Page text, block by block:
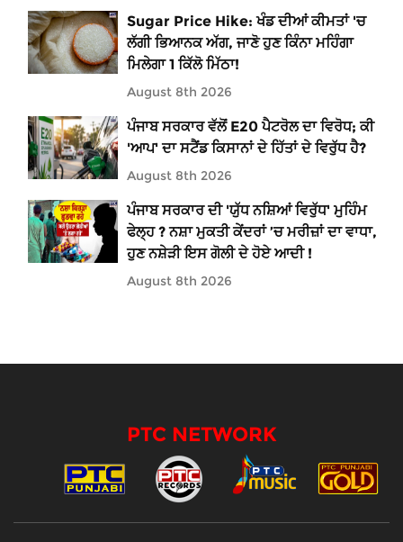
Sugar Price Hike: ਖੰਡ ਦੀਆਂ ਕੀਮਤਾਂ 'ਚ
ਲੱਗੀ ਭਿਆਨਕ ਅੱਗ, ਜਾਣੋ ਹੁਣ ਕਿੰਨਾ ਮਹਿੰਗਾ
ਮਿਲੇਗਾ 1 ਕਿੱਲੋ ਮਿੱਠਾ!
August 8th 2026
ਪੰਜਾਬ ਸਰਕਾਰ ਵੱਲੋਂ E20 ਪੈਟਰੋਲ ਦਾ ਵਿਰੋਧ; ਕੀ
'ਆਪ' ਦਾ ਸਟੈਂਡ ਕਿਸਾਨਾਂ ਦੇ ਹਿੱਤਾਂ ਦੇ ਵਿਰੁੱਧ ਹੈ?
August 8th 2026
ਪੰਜਾਬ ਸਰਕਾਰ ਦੀ 'ਯੁੱਧ ਨਸ਼ਿਆਂ ਵਿਰੁੱਧ' ਮੁਹਿੰਮ
ਫੇਲ੍ਹ ? ਨਸ਼ਾ ਮੁਕਤੀ ਕੇਂਦਰਾਂ ’ਚ ਮਰੀਜ਼ਾਂ ਦਾ ਵਾਧਾ,
ਹੁਣ ਨਸ਼ੇੜੀ ਇਸ ਗੋਲੀ ਦੇ ਹੋਏ ਆਦੀ !
August 8th 2026
PTC NETWORK